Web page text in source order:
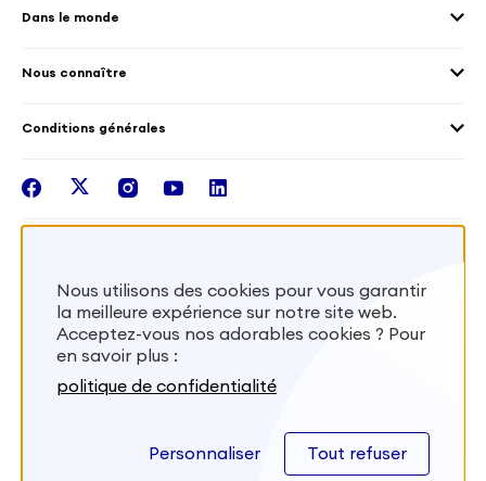
Mobilités croisées
Santé
Les différents dispositifs de volontariat
Dans le monde
Nous connaître
Les missions de France Volontaires
Intégrer nos équipes
Conditions générales
facebook
twitterinstagram
youtubelinkedin
S'inscrire
Besoin d’aide? Visitez notre foire aux
Nous utilisons des cookies pour vous garantir
la meilleure expérience sur notre site web.
Acceptez-vous nos adorables cookies ? Pour
en savoir plus :
politique de confidentialité
Personnaliser Tout refuser